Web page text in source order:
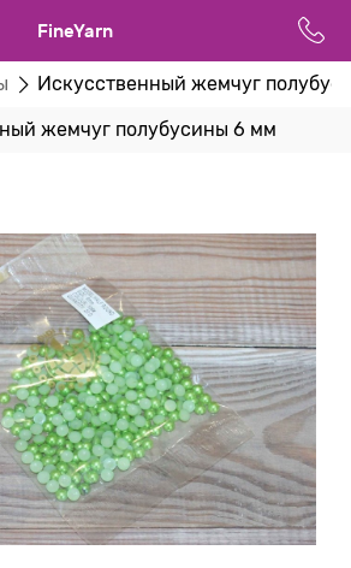
FineYarn
Искусственный жемчуг
жемчуг полубусины 6 мм